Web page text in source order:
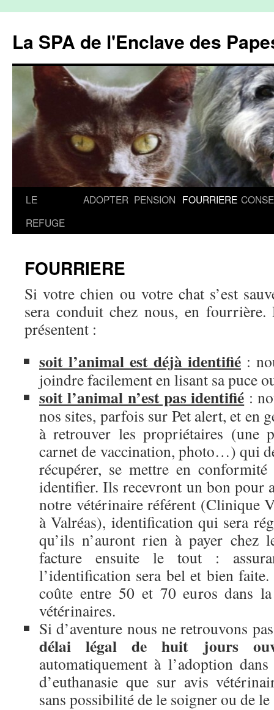
La SPA de l'Enclave des
Aller
LE
REFUGE
ADOPTER PENSION FOURRIERE
FOURRIERE
Si votre chien ou votre chat s’est
sera conduit chez nous, en
présentent :
soit l’animal est déjà identifié :
joindre facilement en lisant sa puce
soit l’animal n’est pas identifié :
nos sites, parfois sur Pet alert, et en
à retrouver les propriétaires (une
carnet de vaccination, photo…) qui
récupérer, se mettre en
identifier. Ils recevront un bon pour
notre vétérinaire référent (Clinique
à Valréas), identification qui sera
qu’ils n’auront rien à payer chez
facture ensuite le tout :
l’identification sera bel et bien
coûte entre 50 et 70 euros dans
vétérinaires.
Si d’aventure nous ne retrouvons
délai légal de huit jours
automatiquement à l’adoption
d’euthanasie que sur avis
sans possibilité de le soigner ou de le